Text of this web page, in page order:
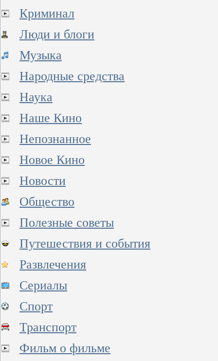
Криминал
Люди и блоги
Музыка
Народные средства
Наука
Наше Кино
Непознанное
Новое Кино
Новости
Общество
Полезные советы
Путешествия и события
Развлечения
Сериалы
Спорт
Транспорт
Фильм о фильме